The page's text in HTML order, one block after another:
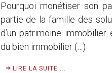
Pourquoi monétiser son
partie de la famille des
d’un patrimoine
du bien immobilier (…)
LIRE LA SUITE ...